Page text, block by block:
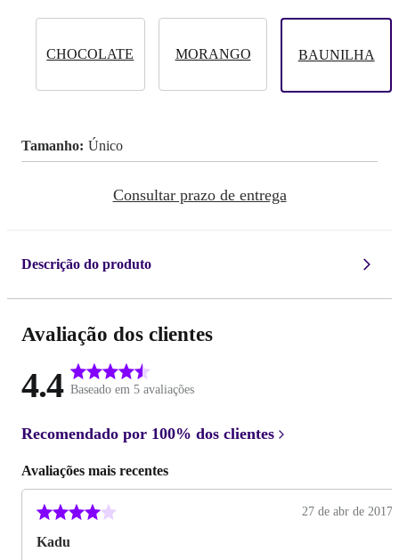
CHOCOLATE MORANGO BAUNILHA
Tamanho Único
Consultar prazo de entrega
Descrição do produto
Avaliação dos clientes
4.4 Baseado em 5 avaliações
Recomendado por 100% dos clientes
Avaliações mais recentes
Kadu
27 de abr de 2017